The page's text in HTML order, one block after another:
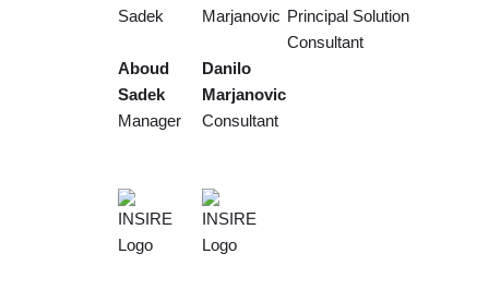
Aboud
Sadek
Manager
Danilo
Marjanovic
Consultant
Principal Solution
Consultant